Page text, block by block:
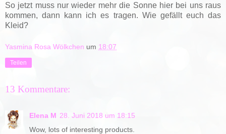
So jetzt muss nur wieder mehr die Sonne hier bei uns raus
kommen, dann kann ich es tragen. Wie gefällt euch das
Kleid?
Yasmina Rosa Wölkchen um 18:07
Teilen
13 Kommentare:
Elena M 28. Juni 2018 um 18:15
Wow, lots of interesting products.